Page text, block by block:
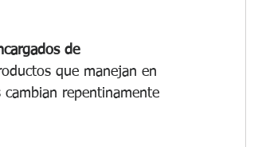
de
que manejan en
repentinamente